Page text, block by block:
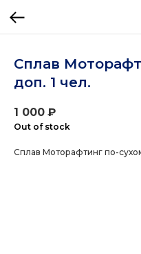
Сплав
доп. 1 чел.
1 000 ₽
Out of stock
Сплав Моторафтинг по-